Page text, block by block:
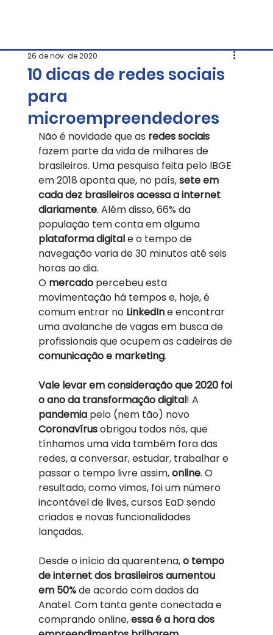
10 dicas de redes sociais
para
microempreendedores
26 de nov. de 2020
Não é novidade que as redes sociais
fazem parte da vida de milhares de
brasileiros. Uma pesquisa feita pelo IBGE
em 2018 aponta que, no país, sete em
cada dez brasileiros acessa a internet
diariamente. Além disso, 66% da
população tem conta em alguma
plataforma digital e o tempo de
navegação varia de 30 minutos até seis
horas ao dia.
O mercado percebeu esta
movimentação há tempos e, hoje, é
comum entrar no LinkedIn e encontrar
uma avalanche de vagas em busca de
profissionais que ocupem as cadeiras de
comunicação e marketing.
Vale levar em consideração que 2020 foi
o ano da transformação digital! A
pandemia pelo (nem tão) novo
Coronavírus obrigou todos nós, que
tínhamos uma vida também fora das
redes, a conversar, estudar, trabalhar e
passar o tempo livre assim, online. O
resultado, como vimos, foi um número
incontável de lives, cursos EaD sendo
criados e novas funcionalidades
lançadas.
Desde o início da quarentena, o tempo
de internet dos brasileiros aumentou
em 50% de acordo com dados da
Anatel. Com tanta gente conectada e
comprando online, essa é a hora dos